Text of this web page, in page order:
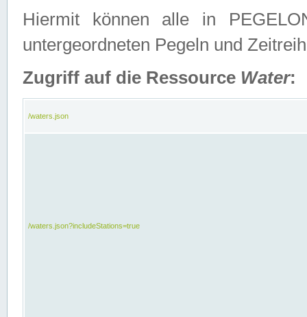
Hiermit können alle in
untergeordneten Pegeln und
Zugriff auf die Ressource Water:
/waters.json
/waters.json?includeStations=true